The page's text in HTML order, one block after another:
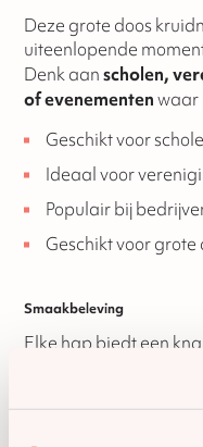
Deze grote doos
uiteenlopende
Denk aanscholen,
of evenementen waar
Geschikt voor
Ideaal voor
Populair bij
Geschikt voor
Smaakbeleving
Elke hap biedt een
kruidige smaak. De
jong en oud en
Sinterklaassfeer.